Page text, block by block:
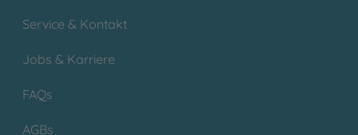
Service & Kontakt
Jobs & Karriere
FAQs
AGBs